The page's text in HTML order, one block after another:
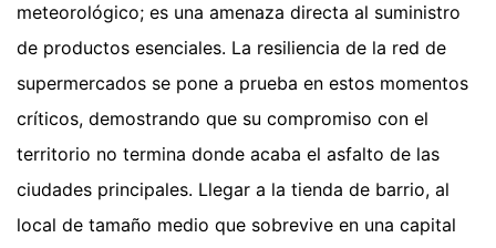
meteorológico; es una amenaza directa al suministro
de productos esenciales. La resiliencia de la red de
supermercados se pone a prueba en estos momentos
críticos, demostrando que su compromiso con el
territorio no termina donde acaba el asfalto de las
ciudades principales. Llegar a la tienda de barrio, al
local de tamaño medio que sobrevive en una capital